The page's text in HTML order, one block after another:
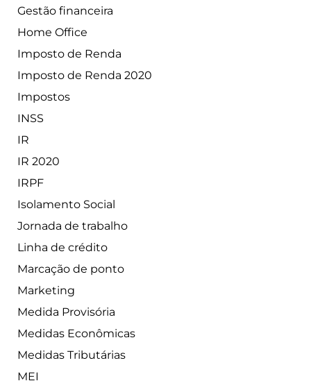
Gestão financeira
Home Office
Imposto de Renda
Imposto de Renda 2020
Impostos
INSS
IR
IR 2020
IRPF
Isolamento Social
Jornada de trabalho
Linha de crédito
Marcação de ponto
Marketing
Medida Provisória
Medidas Econômicas
Medidas Tributárias
MEI